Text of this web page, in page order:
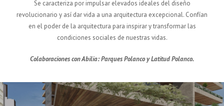
Se caracteriza por impulsar elevados ideales del diseño
revolucionario y así dar vida a una arquitectura excepcional. Confían
en el poder de la arquitectura para inspirar y transformar las
condiciones sociales de nuestras vidas.
Colaboraciones con Abilia: Parques Polanco y Latitud Polanco.